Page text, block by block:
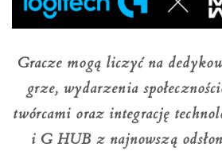
Gracze mogą liczyć na
grze, wydarzenia
twórcami oraz integrację
i G HUB z najnowszą